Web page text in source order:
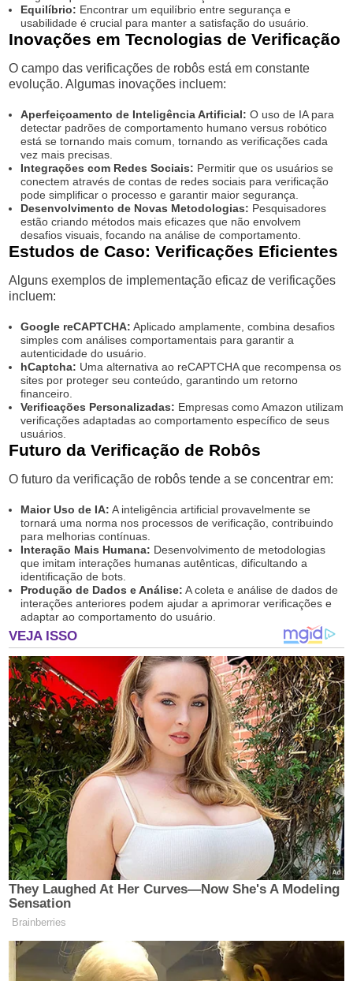
Equilíbrio: Encontrar um equilíbrio entre segurança e
usabilidade é crucial para manter a satisfação do usuário.
Inovações em Tecnologias de Verificação
O campo das verificações de robôs está em constante
evolução. Algumas inovações incluem:
Aperfeiçoamento de Inteligência Artificial: O uso de IA para
detectar padrões de comportamento humano versus robótico
está se tornando mais comum, tornando as verificações cada
vez mais precisas.
Integrações com Redes Sociais: Permitir que os usuários se
conectem através de contas de redes sociais para verificação
pode simplificar o processo e garantir maior segurança.
Desenvolvimento de Novas Metodologias: Pesquisadores
estão criando métodos mais eficazes que não envolvem
desafios visuais, focando na análise de comportamento.
Estudos de Caso: Verificações Eficientes
Alguns exemplos de implementação eficaz de verificações
incluem:
Google reCAPTCHA: Aplicado amplamente, combina desafios
simples com análises comportamentais para garantir a
autenticidade do usuário.
hCaptcha: Uma alternativa ao reCAPTCHA que recompensa os
sites por proteger seu conteúdo, garantindo um retorno
financeiro.
Verificações Personalizadas: Empresas como Amazon utilizam
verificações adaptadas ao comportamento específico de seus
usuários.
Futuro da Verificação de Robôs
O futuro da verificação de robôs tende a se concentrar em:
Maior Uso de IA: A inteligência artificial provavelmente se
tornará uma norma nos processos de verificação, contribuindo
para melhorias contínuas.
Interação Mais Humana: Desenvolvimento de metodologias
que imitam interações humanas autênticas, dificultando a
identificação de bots.
Produção de Dados e Análise: A coleta e análise de dados de
interações anteriores podem ajudar a aprimorar verificações e
adaptar ao comportamento do usuário.